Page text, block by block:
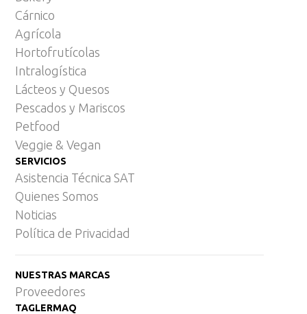
Cárnico
Agrícola
Hortofrutícolas
Intralogística
Lácteos y Quesos
Pescados y Mariscos
Petfood
Veggie & Vegan
SERVICIOS
Asistencia Técnica SAT
Quienes Somos
Noticias
Política de Privacidad
NUESTRAS MARCAS
Proveedores
TAGLERMAQ